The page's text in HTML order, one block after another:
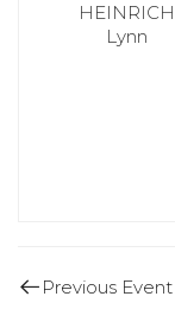
HEINRICH
Lynn
Previous Event